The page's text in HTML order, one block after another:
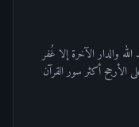
والدار الآخرة إلا غُفر
الأرجح أكثر سور القرآن